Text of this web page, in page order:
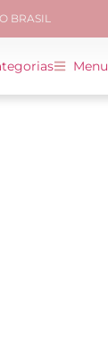
BRASIL
Menu